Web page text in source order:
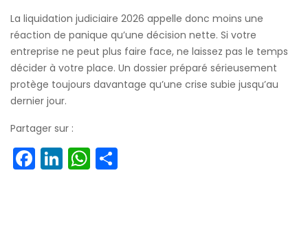
La liquidation judiciaire 2026 appelle donc moins une
réaction de panique qu’une décision nette. Si votre
entreprise ne peut plus faire face, ne laissez pas le temps
décider à votre place. Un dossier préparé sérieusement
protège toujours davantage qu’une crise subie jusqu’au
dernier jour.
Partager sur :
Facebook
LinkedIn
WhatsApp